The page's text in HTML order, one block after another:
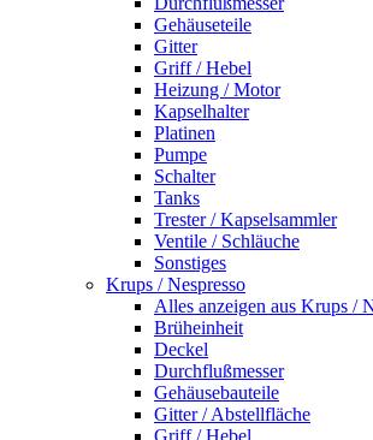
Gehäuseteile
Gitter
Griff / Hebel
Heizung / Motor
Kapselhalter
Platinen
Pumpe
Schalter
Tanks
Trester / Kapselsammler
Ventile / Schläuche
Sonstiges
Krups / Nespresso
Alles anzeigen aus Krups /
Brüheinheit
Deckel
Durchflußmesser
Gehäusebauteile
Gitter / Abstellfläche
Griff / Hebel